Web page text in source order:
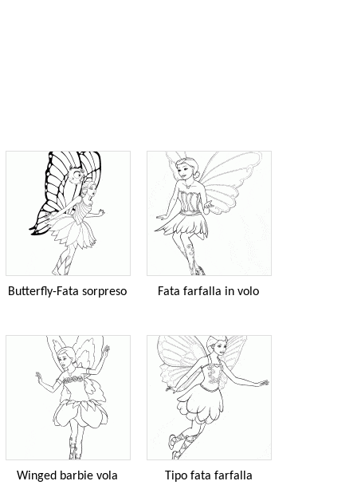
Butterfly-Fata sorpreso Fata farfalla in volo
Winged barbie vola Tipo fata farfalla